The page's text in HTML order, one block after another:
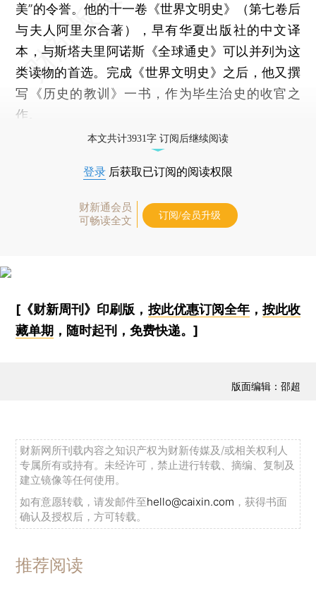
美”的令誉。他的十一卷《世界文明史》（第七卷后
与夫人阿里尔合著），早有华夏出版社的中文译
本，与斯塔夫里阿诺斯《全球通史》可以并列为这
类读物的首选。完成《世界文明史》之后，他又撰
写《历史的教训》一书，作为毕生治史的收官之
作。
本文共计3931字 订阅后继续阅读
登录 后获取已订阅的阅读权限
财新通会员
可畅读全文
订阅/会员升级
[《财新周刊》印刷版， 按此优惠订阅全年， 按此收
藏单期 ，随时起刊，免费快递。]
版面编辑：邵超
财新网所刊载内容之知识产权为财新传媒及/或相关权利人
专属所有或持有。未经许可，禁止进行转载、摘编、复制及
建立镜像等任何使用。
如有意愿转载，请发邮件至hello@caixin.com ，获得书面
确认及授权后，方可转载。
推荐阅读